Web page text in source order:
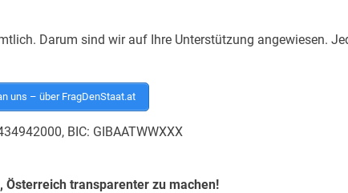
Darum sind wir auf Ihre Unterstützung angewiesen.
uns – über FragDenStaat.at
BIC: GIBAATWWXXX
transparenter zu machen!